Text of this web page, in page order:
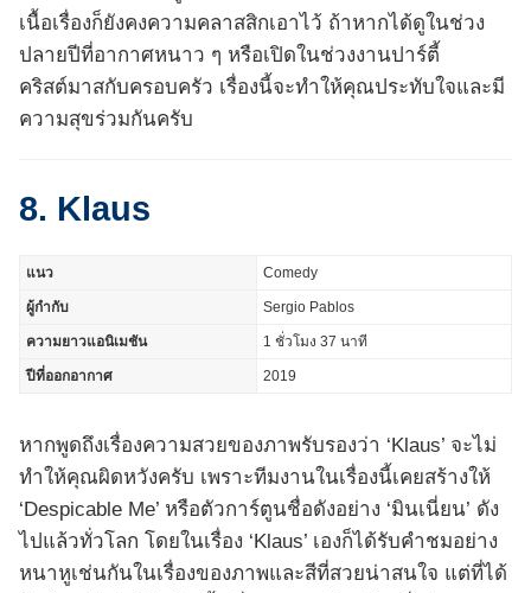
เนื้อเรื่องก็ยังคงความคลาสสิกเอาไว้ ถ้าหากได้ดูในช่วง
ปลายปีที่อากาศหนาว ๆ หรือเปิดในช่วงงานปาร์ตี้
คริสต์มาสกับครอบครัว เรื่องนี้จะทำให้คุณประทับใจและมี
ความสุขร่วมกันครับ
8. Klaus
แนว Comedy
ผู้กำกับ Sergio Pablos
ความยาวแอนิเมชัน 1 ชั่วโมง 37 นาที
ปีที่ออกอากาศ 2019
หากพูดถึงเรื่องความสวยของภาพรับรองว่า ‘Klaus’ จะไม่
ทำให้คุณผิดหวังครับ เพราะทีมงานในเรื่องนี้เคยสร้างให้
‘Despicable Me’ หรือตัวการ์ตูนชื่อดังอย่าง ‘มินเนี่ยน’ ดัง
ไปแล้วทั่วโลก โดยในเรื่อง ‘Klaus’ เองก็ได้รับคำชมอย่าง
หนาหูเช่นกันในเรื่องของภาพและสีที่สวยน่าสนใจ แต่ที่ได้